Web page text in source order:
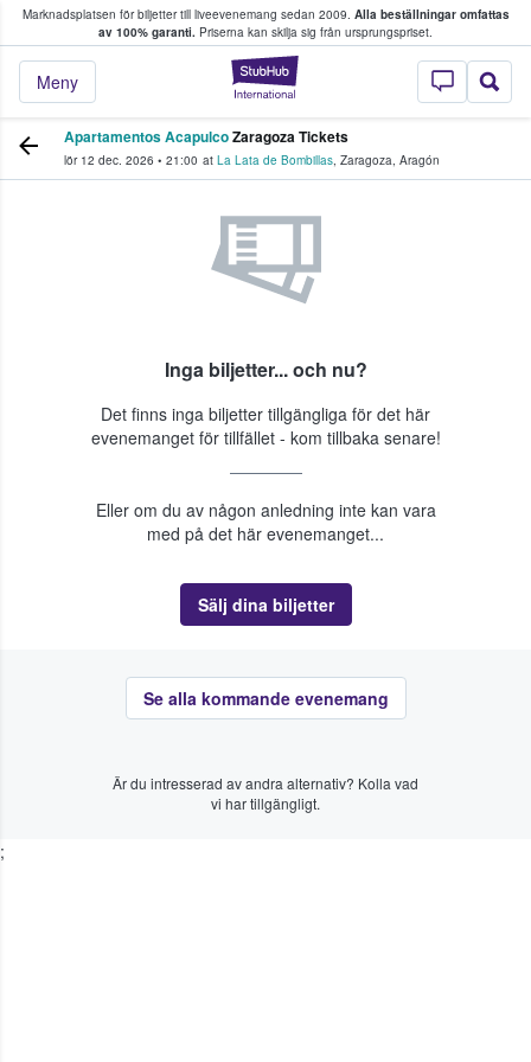
Marknadsplatsen för biljetter till liveevenemang sedan 2009. Alla beställningar omfattas
av 100% garanti. Priserna kan skilja sig från ursprungspriset.
StubHub – där
Meny
köper och säljer biljetter.
Apartamentos AcapulcoZaragoza Tickets
lör 12 dec. 2026 • 21:00 at La Lata de Bombillas, Zaragoza, Aragón
Inga biljetter... och nu?
Det finns inga biljetter tillgängliga för det här
evenemanget för tillfället - kom tillbaka senare!
Eller om du av någon anledning inte kan vara
med på det här evenemanget...
Sälj dina biljetter
Se alla kommande evenemang
Är du intresserad av andra alternativ? Kolla vad
vi har tillgängligt.
;